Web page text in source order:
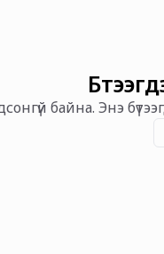
байна. Энэ